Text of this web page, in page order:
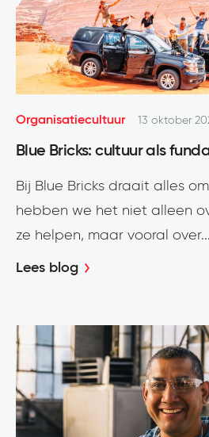
Organisatiecultuur 13 oktober
Blue Bricks: cultuur als
Bij Blue Bricks draait alles
hebben we het niet alleen
ze helpen, maar vooral over...
Lees blog